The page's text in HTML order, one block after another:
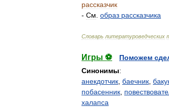
рассказчик
- См образ рассказчика
Словарь литературоведческих
Игры ⚽
Поможем
Синонимы:
анекдотчик баечник
побасенник
халапса